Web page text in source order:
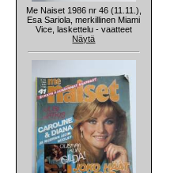
Me Naiset 1986 nr 46 (11.11.),
Esa Sariola, merkillinen Miami
Vice, laskettelu - vaatteet
Näytä